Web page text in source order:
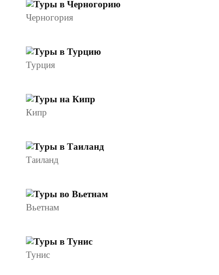
Черногория
Турция
Кипр
Таиланд
Вьетнам
Тунис